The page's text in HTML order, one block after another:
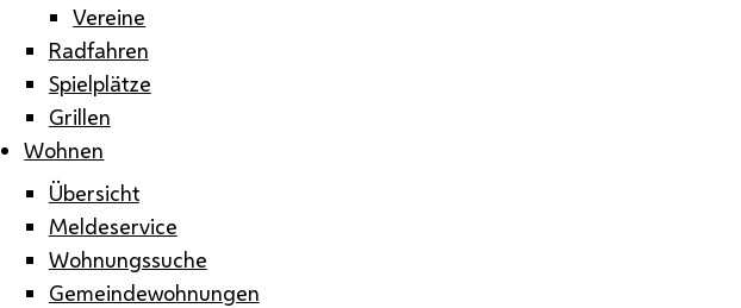
Vereine
Radfahren
Spielplätze
Grillen
Wohnen
Übersicht
Meldeservice
Wohnungssuche
Gemeindewohnungen